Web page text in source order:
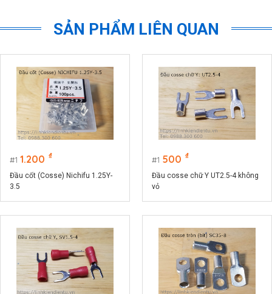
SẢN PHẨM LIÊN QUAN
1 1.200 ₫
Đầu cốt (Cosse) Nichifu 1.25Y-
3.5
1 500 ₫
Đầu cosse chữ Y UT2.5-4 không
vỏ